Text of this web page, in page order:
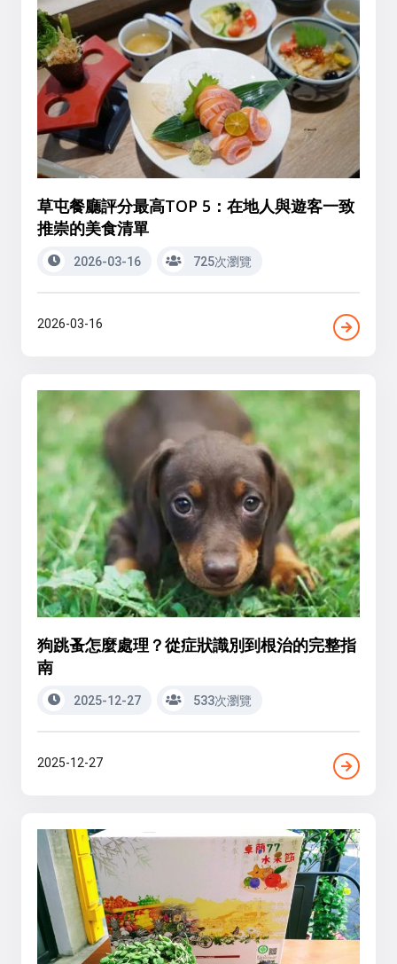
草屯餐廳評分最高TOP 5：在地人與遊客一致
推崇的美食清單
2026-03-16 725次瀏覽
2026-03-16
狗跳蚤怎麼處理？從症狀識別到根治的完整指
南
2025-12-27 533次瀏覽
2025-12-27